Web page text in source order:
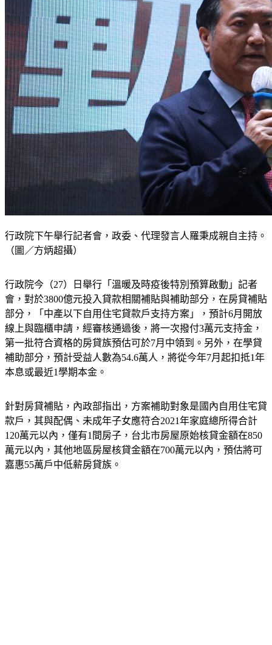
行政院下午舉行記者會，政委、代理發言人羅秉成親自主持。
（圖／方炳超攝）
行政院今（27）日舉行「溫暖及時疫後特別預算啟動」記者
會，對於3800億元投入貸款相關補貼與補助部分，在房貸補貼
部分，「中產以下自用住宅貸款戶支持方案」，預計6月開放
線上與臨櫃申請，經審核通過後，將一次撥付3萬元支持金，
第一批符合資格的房貸族預估可於7月中領到。另外，在學貸
補助部分，預計受益人數為54.6萬人，將從今年7月起扣抵1年
本息或最近1學期本金。
針對房貸補貼，內政部指出，方案補助對象是國內自用住宅貸
款戶，其與配偶、未成年子女應符合2021年家庭總所得合計
120萬元以內，僅有1間房子，台北市房屋原始核貸金額在850
萬元以內，其他地區房屋核貸金額在700萬元以內，預估將可
嘉惠55萬戶中低薪房貸族。